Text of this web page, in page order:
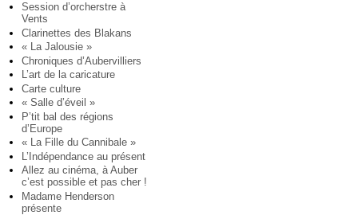
Session d’orcherstre à
Vents
Clarinettes des Blakans
« La Jalousie »
Chroniques d’Aubervilliers
L’art de la caricature
Carte culture
« Salle d’éveil »
P’tit bal des régions
d’Europe
« La Fille du Cannibale »
L’Indépendance au présent
Allez au cinéma, à Auber
c’est possible et pas cher !
Madame Henderson
présente